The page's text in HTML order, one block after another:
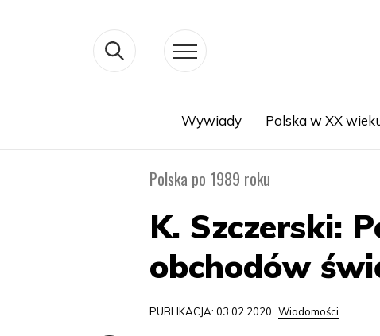
Wywiady Polska w XX
Polska po 1989 roku
K. Szczerski:
obchodów
PUBLIKACJA: 03.02.2020 Wiadomości